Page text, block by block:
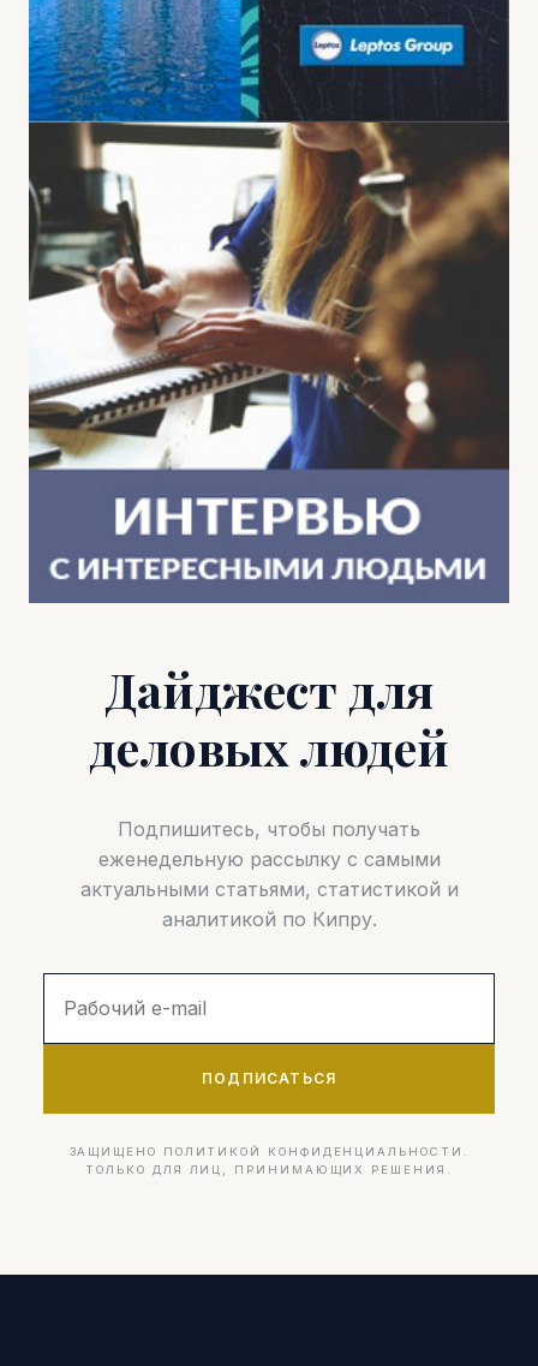
Дайджест для
деловых людей
Подпишитесь, чтобы получать
еженедельную рассылку с самыми
актуальными статьями, статистикой и
аналитикой по Кипру.
ПОДПИСАТЬСЯ
ЗАЩИЩЕНО ПОЛИТИКОЙ КОНФИДЕНЦИАЛЬНОСТИ.
ТОЛЬКО ДЛЯ ЛИЦ, ПРИНИМАЮЩИХ РЕШЕНИЯ.